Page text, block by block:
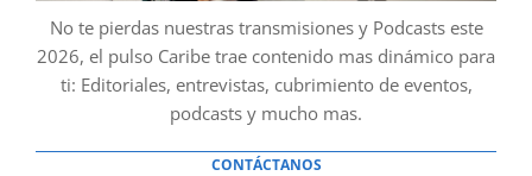
No te pierdas nuestras transmisiones y Podcasts este
2026, el pulso Caribe trae contenido mas dinámico para
ti: Editoriales, entrevistas, cubrimiento de eventos,
podcasts y mucho mas.
CONTÁCTANOS